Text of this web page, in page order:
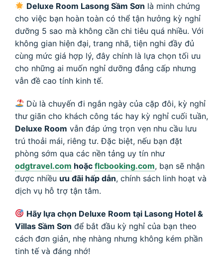
Deluxe Room Lasong Sầm Sơn là minh chứng
cho việc bạn hoàn toàn có thể tận hưởng kỳ nghỉ
dưỡng 5 sao mà không cần chi tiêu quá nhiều. Với
không gian hiện đại, trang nhã, tiện nghi đầy đủ
cùng mức giá hợp lý, đây chính là lựa chọn tối ưu
cho những ai muốn nghỉ dưỡng đẳng cấp nhưng
vẫn đề cao tính kinh tế.
Dù là chuyến đi ngắn ngày của cặp đôi, kỳ nghỉ
thư giãn cho khách công tác hay kỳ nghỉ cuối tuần,
Deluxe Room vẫn đáp ứng trọn vẹn nhu cầu lưu
trú thoải mái, riêng tư. Đặc biệt, nếu bạn đặt
phòng sớm qua các nền tảng uy tín như
odgtravel.com hoặc flcbooking.com, bạn sẽ nhận
được nhiều ưu đãi hấp dẫn, chính sách linh hoạt và
dịch vụ hỗ trợ tận tâm.
Hãy lựa chọn Deluxe Room tại Lasong Hotel &
Villas Sầm Sơn để bắt đầu kỳ nghỉ của bạn theo
cách đơn giản, nhẹ nhàng nhưng không kém phần
tinh tế và đáng nhớ!